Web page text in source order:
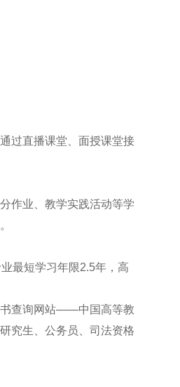
过直播课堂、面授课堂接
作业、教学实践活动等学
最短学习年限2.5年，高
查询网站——中国高等教
究生、公务员、司法资格